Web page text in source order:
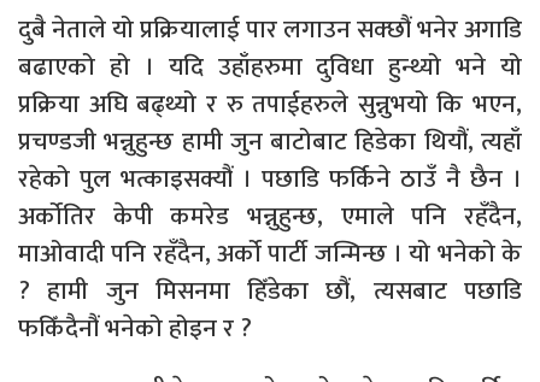
दुबै नेताले यो प्रक्रियालाई पार लगाउन सक्छौं भनेर अगाडि
बढाएको हो । यदि उहाँहरुमा दुविधा हुन्थ्यो भने यो
प्रक्रिया अघि बढ्थ्यो र रु तपाईहरुले सुन्नुभयो कि भएन,
प्रचण्डजी भन्नुहुन्छ हामी जुन बाटोबाट हिडेका थियौं, त्यहाँ
रहेको पुल भत्काइसक्यौं । पछाडि फर्किने ठाउँ नै छैन ।
अर्कोतिर केपी कमरेड भन्नुहुन्छ, एमाले पनि रहँदैन,
माओवादी पनि रहँदैन, अर्को पार्टी जन्मिन्छ । यो भनेको के
? हामी जुन मिसनमा हिँडेका छौं, त्यसबाट पछाडि
फकिँदैनौं भनेको होइन र ?